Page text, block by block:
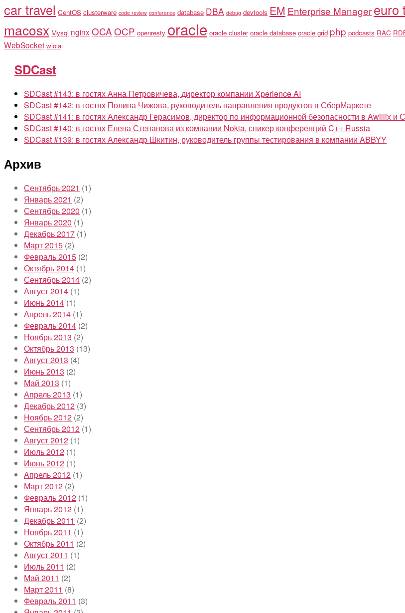
car travel CentOS clusterware code review conference database DBA debug devtools EM Enterprise Managereuro
macosx Mysql nginx OCAOCP openresty oracle oracle cluster oracle database oracle grid php podcasts RAC
WebSocket wiola
SDCast
SDCast #143: в гостях Анна Петровичева, директор компании Xperience AI
SDCast #142: в гостях Полина Чижова, руководитель направления продуктов в СберМаркете
SDCast #141: в гостях Александр Герасимов, директор по информационной безопасности в Awillix и
SDCast #140: в гостях Елена Степанова из компании Nokia, спикер конференций C++ Russia
SDCast #139: в гостях Александр Шкитин, руководитель группы тестирования в компании ABBYY
Архив
Сентябрь 2021 (1)
Январь 2021 (2)
Сентябрь 2020 (1)
Январь 2020 (1)
Декабрь 2017 (1)
Март 2015 (2)
Февраль 2015 (2)
Октябрь 2014 (1)
Сентябрь 2014 (2)
Август 2014 (1)
Июнь 2014 (1)
Апрель 2014 (1)
Февраль 2014 (2)
Ноябрь 2013 (2)
Октябрь 2013 (13)
Август 2013 (4)
Июнь 2013 (2)
Май 2013 (1)
Апрель 2013 (1)
Декабрь 2012 (3)
Ноябрь 2012 (2)
Сентябрь 2012 (1)
Август 2012 (1)
Июль 2012 (1)
Июнь 2012 (1)
Апрель 2012 (1)
Март 2012 (2)
Февраль 2012 (1)
Январь 2012 (1)
Декабрь 2011 (2)
Ноябрь 2011 (1)
Октябрь 2011 (2)
Август 2011 (1)
Июль 2011 (2)
Май 2011 (2)
Март 2011 (8)
Февраль 2011 (3)